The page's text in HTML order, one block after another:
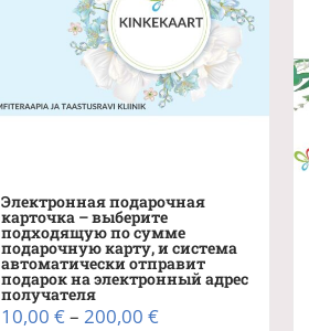
Электронная подарочная
карточка – выберите
подходящую по сумме
подарочную карту, и система
автоматически отправит
подарок на электронный адрес
получателя
10,00€– 200,00€Диапазон